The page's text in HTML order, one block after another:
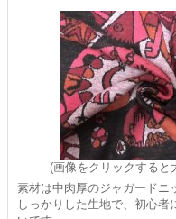
(画像をクリックすると
素材は中肉厚のジャガード
しっかりした生地で、初心者